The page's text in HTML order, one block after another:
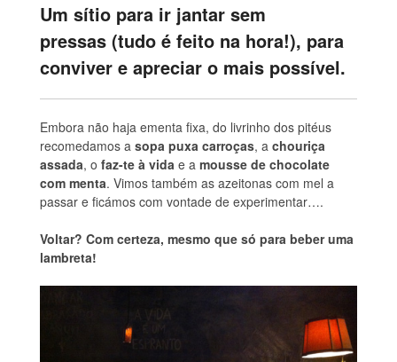
Um sítio para ir jantar sem
pressas (tudo é feito na hora!), para
conviver e apreciar o mais possível.
Embora não haja ementa fixa, do livrinho dos pitéus
recomedamos a sopa puxa carroças, a chouriça
assada, o faz-te à vida e a mousse de chocolate
com menta. Vimos também as azeitonas com mel a
passar e ficámos com vontade de experimentar….
Voltar? Com certeza, mesmo que só para beber uma
lambreta!